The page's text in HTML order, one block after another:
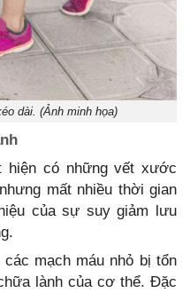
dài. (Ảnh minh họa)
hiện có những vết xước
mất nhiều thời gian
của sự suy giảm lưu
mạch máu nhỏ bị tổn
lành của cơ thể. Đặc